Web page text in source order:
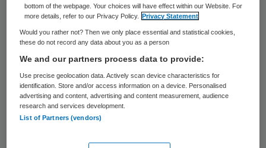
Jeugdbescherming (RSJ),dat is
overhandigd aan minister Sander Dekker
(Rechtsbescherming) en minister Hugo de
Jonge (Volksgezondheid). Er zijn bijna 400
tbs-gestelden die langer dan acht jaar in de
tbs verblijven, maar nauwelijks perspectief
hebben op door- of uitstroom. Voor een deel
bottom of the webpage. Your choices will have effect within our Website. For
more details, refer to our Privacy Policy.
Privacy Statement
Would you rather not? Then we only place essential and statistical cookies,
these do not record any data about you as a person
We and our partners process data to provide:
Use precise geolocation data. Actively scan device characteristics for
identification. Store and/or access information on a device. Personalised
advertising and content, advertising and content measurement, audience
research and services development.
List of Partners (vendors)